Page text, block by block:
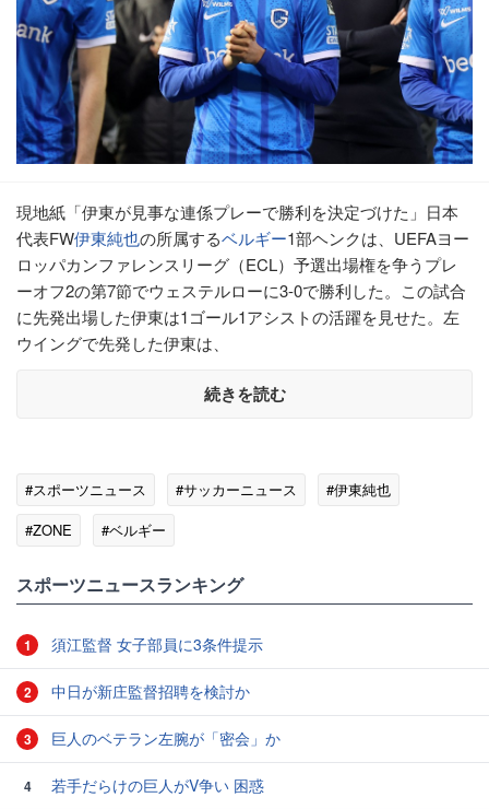
現地紙「伊東が見事な連係プレーで勝利を決定づけた」日本
代表FW伊東純也の所属するベルギー1部ヘンクは、UEFAヨー
ロッパカンファレンスリーグ（ECL）予選出場権を争うプレ
ーオフ2の第7節でウェステルローに3-0で勝利した。この試合
に先発出場した伊東は1ゴール1アシストの活躍を見せた。左
ウイングで先発した伊東は、
続きを読む
#スポーツニュース #サッカーニュース
#伊東純也
#ZONE
#ベルギー
スポーツニュースランキング
1 須江監督 女子部員に3条件提示
2 中日が新庄監督招聘を検討か
3 巨人のベテラン左腕が「密会」か
4 若手だらけの巨人がV争い 困惑